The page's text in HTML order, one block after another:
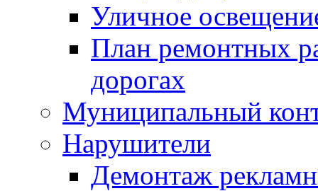
Уличное
План ремонтных
дорогах
Муниципальный
Нарушители
Демонтаж